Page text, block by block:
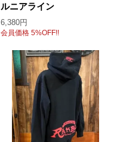
ルニアライン
6,380円
会員価格 5%OFF!!